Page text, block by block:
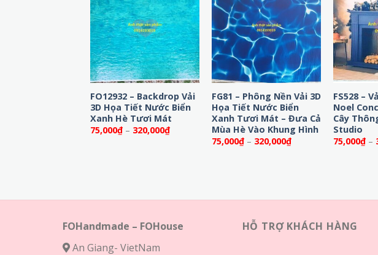
FO12932 – Backdrop Vải
3D Họa Tiết Nước Biển
Xanh Hè Tươi Mát
75,000₫ – 320,000₫Khoảng
giá:
FG81 – Phông Nền Vải 3D
Họa Tiết Nước Biển
Xanh Tươi Mát – Đưa Cả
Mùa Hè Vào Khung Hình
75,000₫ – 320,000₫Khoảng
giá:
FS528 –
Noel
Cây
Studio
75,000₫ –
FOHandmade – FOHouse
An Giang- VietNam
HỖ TRỢ KHÁCH HÀNG